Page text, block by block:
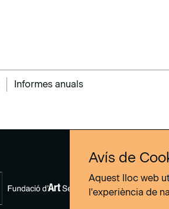
Informes anuals
Avís de
Aquest lloc web
l'experiència de